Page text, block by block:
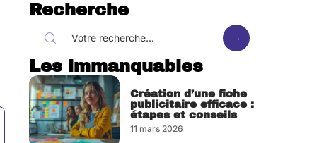
Recherche
Les immanquables
Création d’une fiche
publicitaire efficace :
étapes et conseils
11 mars 2026